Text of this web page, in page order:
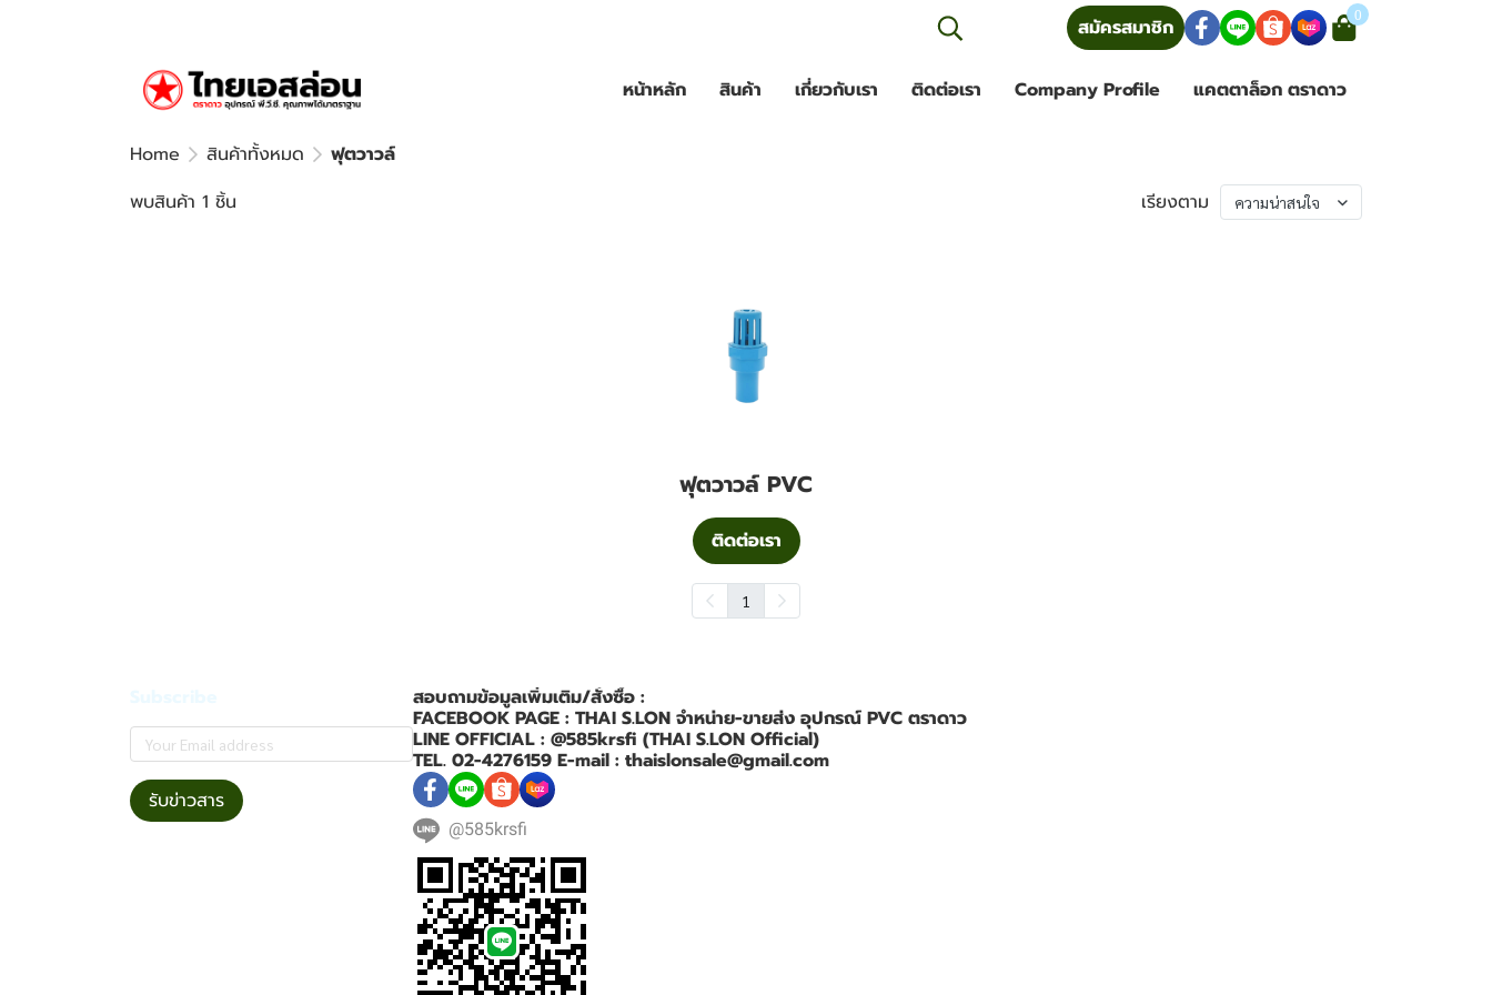
สมัครสมาชิก 0
หน้าหลัก สินค้า เกี่ยวกับเรา ติดต่อเรา Company Profile แคตตาล็อก ตราดาว
Home สินค้าทั้งหมด
ฟุตวาวล์
พบสินค้า 1 ชิ้น
เรียงตาม ความน่าสนใจ
ฟุตวาวล์ PVC
ติดต่อเรา
1
รับข่าวสาร
สอบถามข้อมูลเพิ่มเติม/สั่งซื้อ :
FACEBOOK PAGE : THAI S.LON จำหน่าย-ขายส่ง อุปกรณ์ PVC ตราดาว
LINE OFFICIAL : @585krsfi (THAI S.LON Official)
TEL. 02-4276159 E-mail : thaislonsale@gmail.com
@585krsfi